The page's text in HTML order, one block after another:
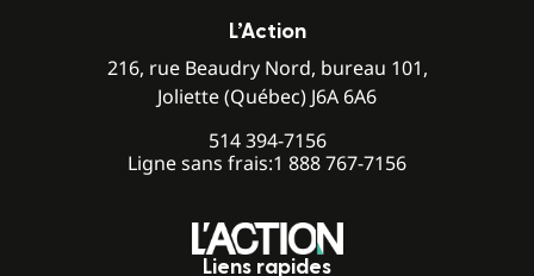
L’Action
216, rue Beaudry Nord, bureau 101,
Joliette (Québec) J6A 6A6
514 394-7156
Ligne sans frais:1 888 767-7156
Liens rapides